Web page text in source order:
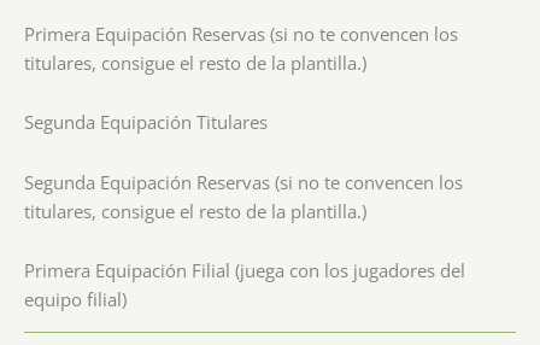
Primera Equipación Reservas (si no te convencen los
titulares, consigue el resto de la plantilla.)
Segunda Equipación Titulares
Segunda Equipación Reservas (si no te convencen los
titulares, consigue el resto de la plantilla.)
Primera Equipación Filial (juega con los jugadores del
equipo filial)